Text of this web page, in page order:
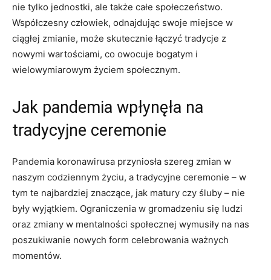
nie tylko jednostki,⁣ ale także całe społeczeństwo.
Współczesny człowiek, odnajdując swoje miejsce w
ciągłej zmianie, może skutecznie łączyć tradycje⁤ z
nowymi wartościami, co owocuje bogatym‍ i
wielowymiarowym życiem ​społecznym.
Jak ‌pandemia wpłynęła ‍na
tradycyjne ceremonie
Pandemia koronawirusa przyniosła szereg zmian w
naszym codziennym życiu, a tradycyjne ceremonie – w
tym te najbardziej znaczące, ‍jak matury⁢ czy śluby – ⁤nie‌
były wyjątkiem. ​Ograniczenia w gromadzeniu się ludzi
oraz zmiany w mentalności społecznej wymusiły na nas
poszukiwanie nowych form celebrowania ważnych
momentów.